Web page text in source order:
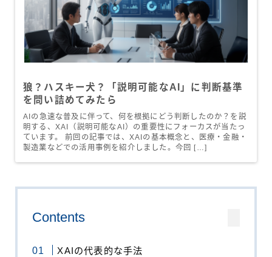
狼？ハスキー犬？「説明可能なAI」に判断基準
を問い詰めてみたら
AIの急速な普及に伴って、何を根拠にどう判断したのか？を説
明する、XAI（説明可能なAI）の重要性にフォーカスが当たっ
ています。 前回の記事では、XAIの基本概念と、医療・金融・
製造業などでの活用事例を紹介しました。今回 […]
Contents
XAIの代表的な手法